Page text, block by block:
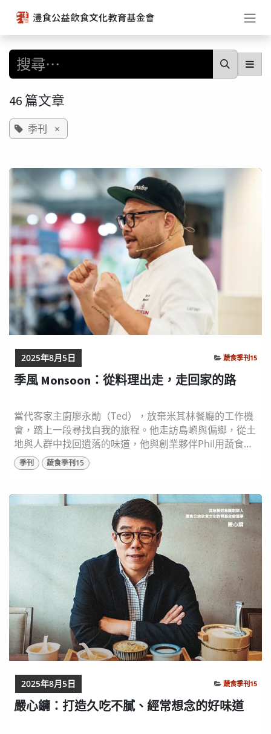
46 篇文章
季刊 ×
季風 Monsoon：從料理出走，走回家的路
當代客家主廚廖永勛（Ted），放棄米其林餐廳的工作機
會，踏上一段尋找自我的旅程。他走訪島嶼與偏鄉，從土
地與人群中找回遺落的味道，他與創業夥伴Phil用蔬食重
新詮釋「新客家菜」，原本坐落台北士林的餐廳
Monsoon，不但獲得米其林推薦，更成為外籍旅客不可
開幕，這不只是餐廳的重啟，更是一場關於認同、記憶與
飲食未來的溫柔革命。 圖片來源： 季風 ...
季刊 蔬食季刊15
2025年8月5日 蔬食季刊15
嚴心鏞：打造久吃不膩、經常想念的好味道
2025年8月5日 蔬食季刊15